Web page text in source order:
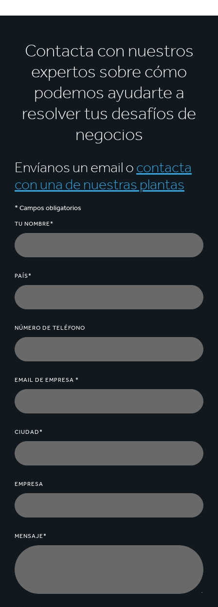
Contacta con nuestros
expertos sobre cómo
podemos ayudarte a
resolver tus desafíos de
negocios
Envíanos un email ocontacta
con una de nuestras plantas
* Campos obligatorios
TU NOMBRE*
PAÍS*
NÚMERO DE TELÉFONO
EMAIL DE EMPRESA *
CIUDAD*
EMPRESA
MENSAJE*